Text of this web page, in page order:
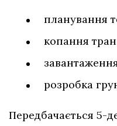
планування
копання
розробка
Передбачається 5-